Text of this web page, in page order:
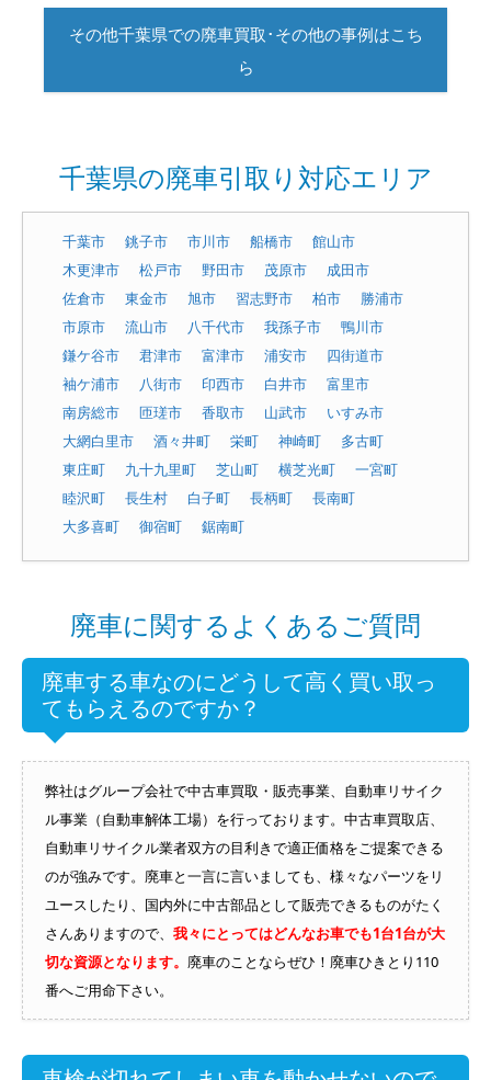
その他千葉県での廃車買取･その他の事例はこち
ら
千葉県の廃車引取り対応エリア
千葉市 銚子市 市川市 船橋市
館山市
木更津市
松戸市 野田市 茂原市
成田市
佐倉市
東金市 旭市 習志野市 柏市
勝浦市
市原市
流山市 八千代市 我孫子市
鴨川市
鎌ケ谷市
君津市 富津市 浦安市
四街道市
袖ケ浦市
八街市 印西市 白井市
富里市
南房総市
匝瑳市 香取市 山武市
いすみ市
大網白里市
酒々井町 栄町 神崎町
多古町
東庄町
九十九里町 芝山町 横芝光町
一宮町
睦沢町
長生村 白子町 長柄町
長南町
大多喜町
御宿町 鋸南町
廃車に関するよくあるご質問
廃車する車なのにどうして高く買い取っ
てもらえるのですか？
弊社はグループ会社で中古車買取・販売事業、自動車リサイク
ル事業（自動車解体工場）を行っております。中古車買取店、
自動車リサイクル業者双方の目利きで適正価格をご提案できる
のが強みです。廃車と一言に言いましても、様々なパーツをリ
ユースしたり、国内外に中古部品として販売できるものがたく
さんありますので、 我々にとってはどんなお車でも1台1台が大
切な資源となります。 廃車のことならぜひ！廃車ひきとり110
番へご用命下さい。